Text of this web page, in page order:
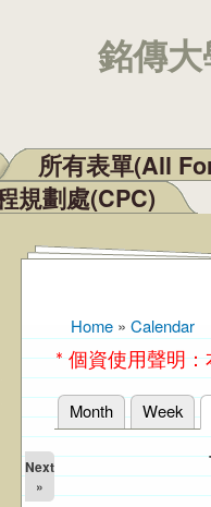
銘傳
所有表單(All
規劃處(CPC)
You are here
Home » Calendar
* 個資使用聲明
Primary tabs
Month Week
Next
»